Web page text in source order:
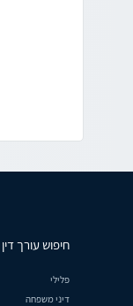
חיפוש עורך דין
פלילי
דיני משפחה